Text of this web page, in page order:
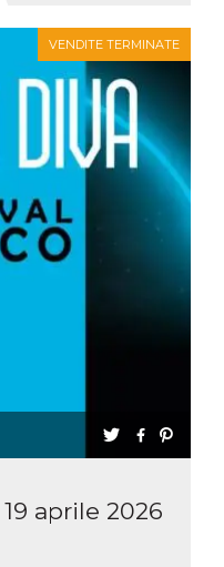
VENDITE TERMINATE
aprile 2026